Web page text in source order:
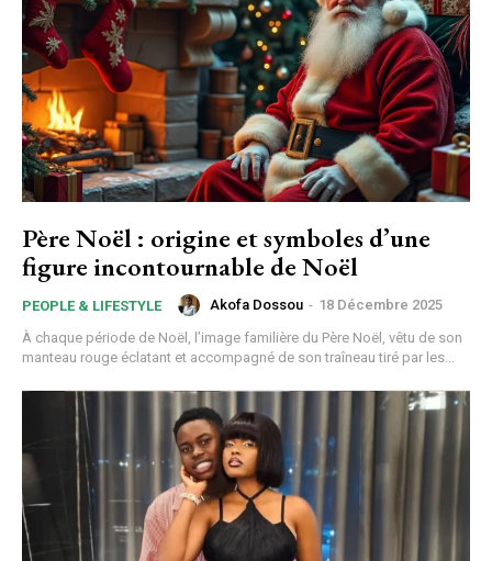
Praesent euismod ac
Ut mollis pellentesque tortor
Nullam eu erat condimentum
Donec quis est ac felis
Orci varius natoque dolor
Père Noël : origine et symboles d’une
figure incontournable de Noël
PEOPLE & LIFESTYLE Akofa Dossou - 18 Décembre 2025
À chaque période de Noël, l’image familière du Père Noël, vêtu de son
manteau rouge éclatant et accompagné de son traîneau tiré par les...